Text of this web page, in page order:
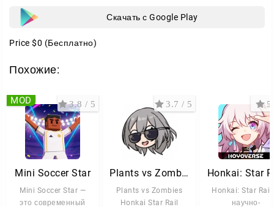
Скачать с Google Play
Price $0 (Бесплатно)
Похожие:
Mini Soccer Star
Mini Soccer Star —
это современный
3.8 / 5
MOD
Plants vs Zombies Honkai Star Rail
Plants vs Zombies
Honkai Star Rail
3.7 / 5
Honkai: Star
Honkai: Star
научно-
5